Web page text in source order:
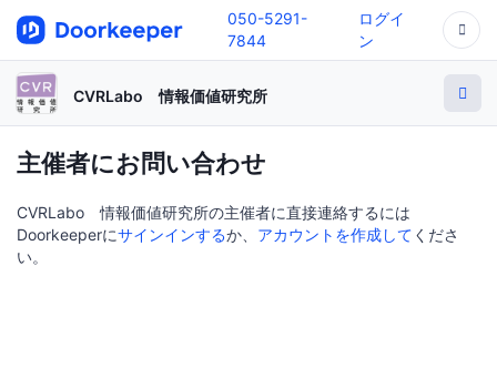
050-5291-
7844
ログイ
ン
CVRLabo 情報価値研究所
主催者にお問い合わせ
CVRLabo 情報価値研究所の主催者に直接連絡するには
Doorkeeperにサインインするか、 アカウントを作成して くださ
い。